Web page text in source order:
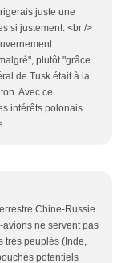
juste une
si justement. <br />
plutôt "grâce
de Tusk était à la
Avec ce
intérêts polonais
Chine-Russie
ne servent pas
très peuplés (Inde,
potentiels